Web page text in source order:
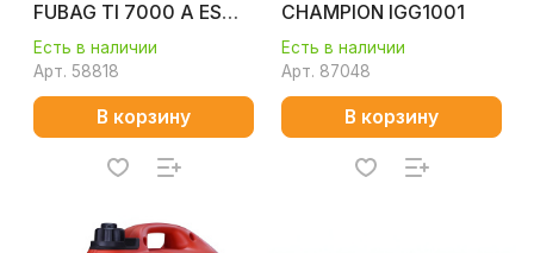
FUBAG TI 7000 A ES
838235
Есть в наличии
Арт. 58818
В корзину
CHAMPION IGG1001
Есть в наличии
Арт. 87048
В корзину